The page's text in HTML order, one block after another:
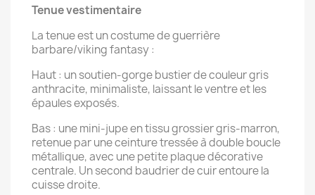
Tenue vestimentaire
La tenue est un costume de guerrière
barbare/viking fantasy :
Haut : un soutien-gorge bustier de couleur gris
anthracite, minimaliste, laissant le ventre et les
épaules exposés.
Bas : une mini-jupe en tissu grossier gris-marron,
retenue par une ceinture tressée à double boucle
métallique, avec une petite plaque décorative
centrale. Un second baudrier de cuir entoure la
cuisse droite.